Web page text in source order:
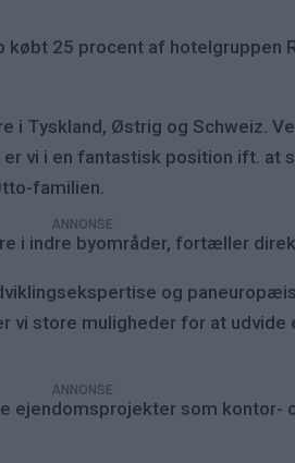
25 procent af hotelgruppen
i Tyskland, Østrig og Schweiz.
vi i en fantastisk position ift. at
familien.
i indre byområder, fortæller
og
store muligheder for at udvide
ejendomsprojekter som kontor-